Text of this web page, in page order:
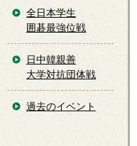
全日本学生
囲碁最強位戦
日中韓親善
大学対抗団体戦
過去のイベント